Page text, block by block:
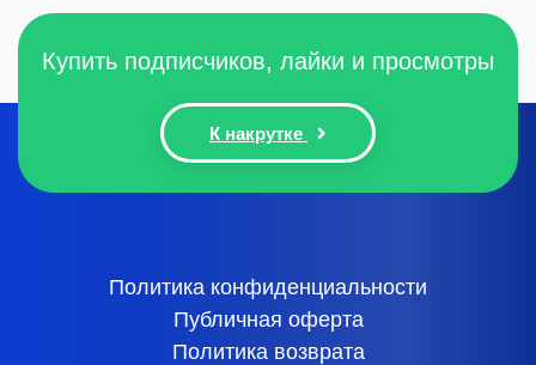
Купить подписчиков, лайки и просмотры
К накрутке
Политика конфиденциальности
Публичная оферта
Политика возврата